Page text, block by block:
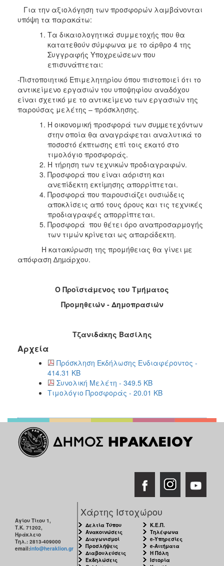
Για την αξιολόγηση των προσφορών λαμβάνονται
υπόψη τα παρακάτω:
Τα δικαιολογητικά συμμετοχής που θα
κατατεθούν σύμφωνα με το άρθρο 4 της
Συγγραφής Υποχρεώσεων που
επισυνάπτεται:
-Πιστοποιητικό Επιμελητηρίου όπου πιστοποιεί ότι το
αντικείμενο εργασιών του υποψηφίου αναδόχου
είναι σχετικό με το αντικείμενο των εργασιών της
παρούσας μελέτης – πρόσκλησης.
Η οικονομική προσφορά των συµµετεχόντων
στην οποία θα αναγράφεται αναλυτικά το
ποσοστό έκπτωσης επί τοις εκατό στο
τιμολόγιο προσφοράς.
Η τήρηση των τεχνικών προδιαγραφών.
Προσφορά που είναι αόριστη και
ανεπίδεκτη εκτίµησης απορρίπτεται.
Προσφορά που παρουσιάζει ουσιώδεις
αποκλίσεις από τους όρους και τις τεχνικές
προδιαγραφές απορρίπτεται.
Προσφορά που θέτει όρο αναπροσαρμογής
των τιμών κρίνεται ως απαράδεκτη.
Η κατακύρωση της προμήθειας θα γίνει µε
απόφαση ∆ηµάρχου.
Ο Προϊστάμενος του Τμήματος
Προμηθειών - Δημοπρασιών
Τζανιδάκης Βασίλης
Αρχεία
Πρόσκληση Εκδήλωσης Ενδιαφέροντος -
414.31 KB
Συνολική Μελέτη - 349.5 KB
Τιμολόγιο Προσφοράς - 20.01 KB
Αγίου Τίτου 1,
Τ.Κ. 71202,
Ηράκλειο
Τηλ.: 2813-409000
email:info@heraklion.gr
Χάρτης Ιστοχώρου
Δελτία Τύπου
Ανακοινώσεις
Διαγωνισμοί
Προσλήψεις
Διαβουλεύσεις
Εκδηλώσεις
Κ.Ε.Π.
Τηλέφωνα
e-Υπηρεσίες
e-Αιτήματα
Η Πόλη
Ιστορία